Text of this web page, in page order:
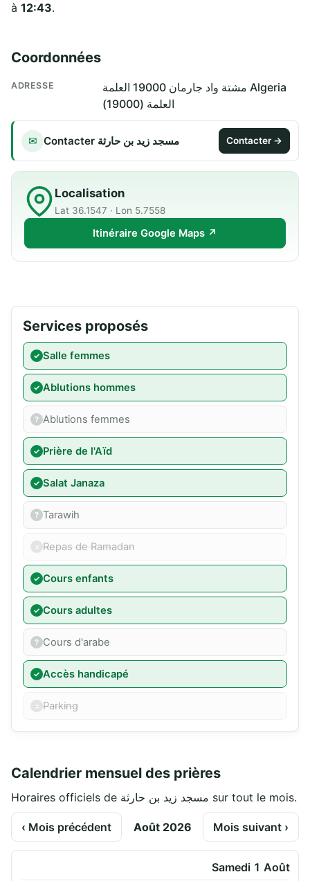
à 12:43.
Coordonnées
ADRESSE
مشتة واد جارمان 19000 العلمة Algeria
العلمة (19000)
✉ Contacter مسجد زيد بن حارثة Contacter →
Localisation
Lat 36.1547 · Lon 5.7558
Itinéraire Google Maps ↗
Services proposés
Salle femmes
Ablutions hommes
Ablutions femmes
Prière de l'Aïd
Salat Janaza
Tarawih
Repas de Ramadan
Cours enfants
Cours adultes
Cours d'arabe
Accès handicapé
Parking
Calendrier mensuel des prières
Horaires officiels de مسجد زيد بن حارثة sur tout le mois.
‹ Mois précédent Août 2026 Mois suivant ›
Samedi 1 Août